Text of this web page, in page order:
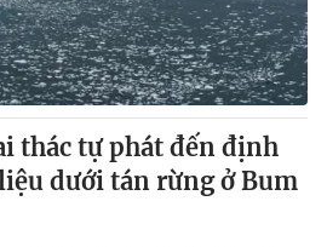
Podcast
thác tự phát đến định
dưới tán rừng ở Bum